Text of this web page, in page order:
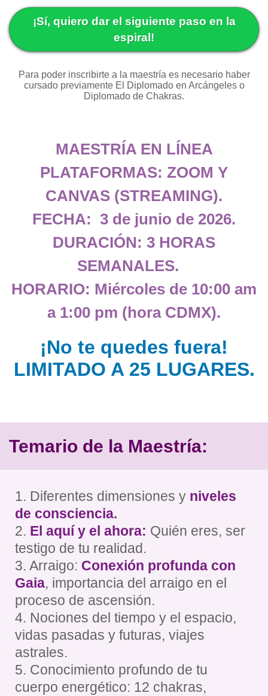
¡Sí, quiero dar el siguiente paso en la
espiral!
Para poder inscribirte a la maestría es necesario haber
cursado previamente El Diplomado en Arcángeles o
Diplomado de Chakras.
MAESTRÍA EN LÍNEA
PLATAFORMAS: ZOOM Y
CANVAS (STREAMING).
FECHA: 3 de junio de 2026.
DURACIÓN: 3 HORAS
SEMANALES.
HORARIO: Miércoles de 10:00 am
a 1:00 pm (hora CDMX).
¡No te quedes fuera!
LIMITADO A 25 LUGARES.
Temario de la Maestría:
1. Diferentes dimensiones y niveles
de consciencia.
2. El aquí y el ahora: Quién eres, ser
testigo de tu realidad.
3. Arraigo: Conexión profunda con
Gaia, importancia del arraigo en el
proceso de ascensión.
4. Nociones del tiempo y el espacio,
vidas pasadas y futuras, viajes
astrales.
5. Conocimiento profundo de tu
cuerpo energético: 12 chakras,